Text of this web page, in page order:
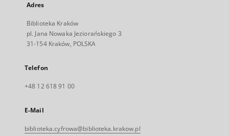
Adres
Biblioteka Kraków
pl. Jana Nowaka Jeziorańskiego 3
31-154 Kraków, POLSKA
Telefon
+48 12 618 91 00
E-Mail
biblioteka.cyfrowa@biblioteka.krakow.pl